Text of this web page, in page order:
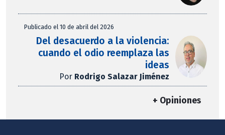
Publicado el 10 de abril del 2026
Del desacuerdo a la violencia:
cuando el odio reemplaza las
ideas
Por Rodrigo Salazar Jiménez
+ Opiniones